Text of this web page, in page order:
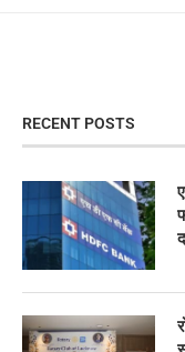
RECENT POSTS